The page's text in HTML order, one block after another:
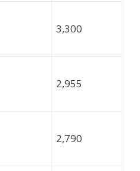
3,300
2,955
2,790